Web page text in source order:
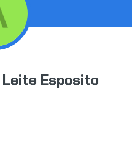
Leite Esposito